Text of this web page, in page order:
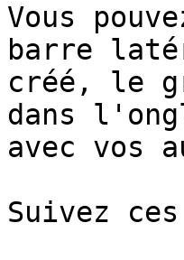
Vous
barre
créé, le
dans
avec vos
Suivez